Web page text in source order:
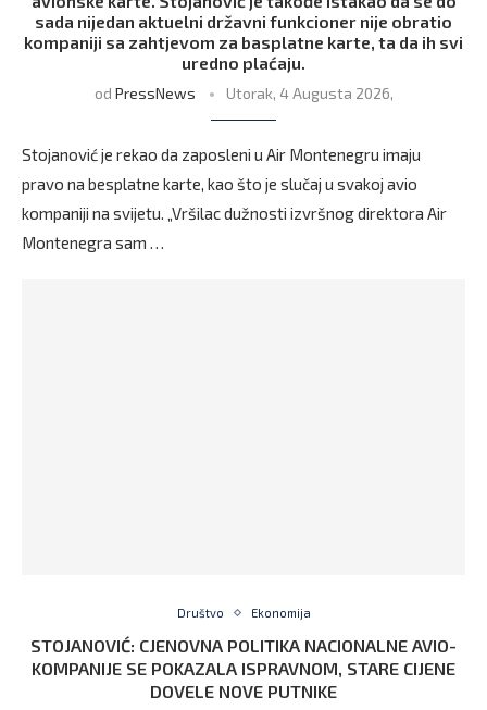
sada nijedan aktuelni državni funkcioner nije obratio
kompaniji sa zahtjevom za basplatne karte, ta da ih svi
uredno plaćaju.
od PressNews Utorak, 4 Augusta 2026,
Stojanović je rekao da zaposleni u Air Montenegru imaju
pravo na besplatne karte, kao što je slučaj u svakoj avio
kompaniji na svijetu. „Vršilac dužnosti izvršnog direktora Air
Montenegra sam …
Društvo Ekonomija
STOJANOVIĆ: CJENOVNA POLITIKA NACIONALNE AVIO-
KOMPANIJE SE POKAZALA ISPRAVNOM, STARE CIJENE
DOVELE NOVE PUTNIKE